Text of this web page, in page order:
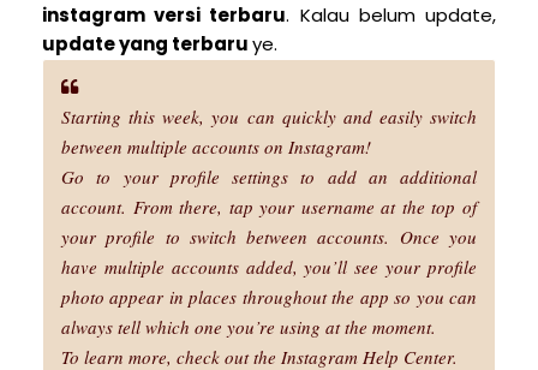
instagram versi terbaru. Kalau belum update,
update yang terbaruye.
Starting this week, you can quickly and easily switch
between multiple accounts on Instagram!
Go to your profile settings to add an additional
account. From there, tap your username at the top of
your profile to switch between accounts. Once you
have multiple accounts added, you’ll see your profile
photo appear in places throughout the app so you can
always tell which one you’re using at the moment.
To learn more, check out the Instagram Help Center.